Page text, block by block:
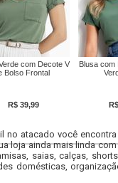
com Decote V
Bolso Frontal
R$ 39,99
Blusa com
no atacado você
loja ainda mais linda
saias, calças,
domésticas,